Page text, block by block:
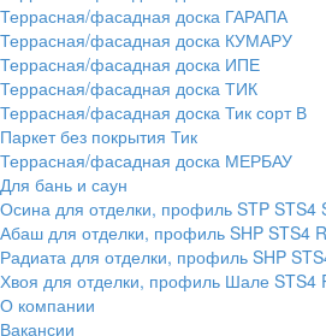
Террасная/фасадная доска ГАРАПА
Террасная/фасадная доска КУМАРУ
Террасная/фасадная доска ИПЕ
Террасная/фасадная доска ТИК
Террасная/фасадная доска Тик сорт В
Паркет без покрытия Тик
Террасная/фасадная доска МЕРБАУ
Для бань и саун
Осина для отделки, профиль STP STS4
Абаш для отделки, профиль SHP STS4
Радиата для отделки, профиль SHP
Хвоя для отделки, профиль Шале STS4
О компании
Вакансии